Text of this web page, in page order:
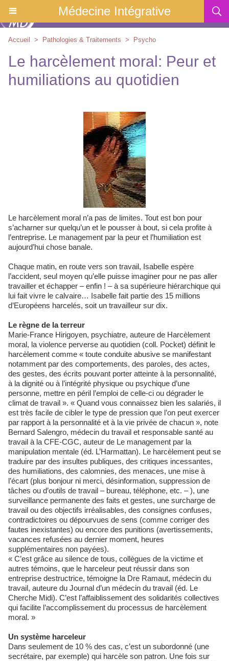
Médecine Intégrative
Accueil > Pathologies & Traitements > Psycho
Le harcèlement moral: Peur et
humiliations au quotidien
Le harcèlement moral n’a pas de limites. Tout est bon pour
s’acharner sur quelqu’un et le pousser à bout, si cela profite à
l’entreprise. Le management par la peur et l’humiliation est
aujourd’hui chose banale.
Chaque matin, en route vers son travail, Isabelle espère
l’accident, seul moyen qu’elle puisse imaginer pour ne pas aller
travailler et échapper – enfin ! – à sa supérieure hiérarchique qui
lui fait vivre le calvaire… Isabelle fait partie des 15 millions
d’Européens harcelés, soit un travailleur sur dix.
Le règne de la terreur
Marie-France Hirigoyen, psychiatre, auteure de Harcèlement
moral, la violence perverse au quotidien (coll. Pocket) définit le
harcèlement comme « toute conduite abusive se manifestant
notamment par des comportements, des paroles, des actes,
des gestes, des écrits pouvant porter atteinte à la personnalité,
à la dignité ou à l’intégrité physique ou psychique d’une
personne, mettre en péril l’emploi de celle-ci ou dégrader le
climat de travail ». « Quand vous connaissez bien les salariés, il
est très facile de cibler le type de pression que l’on peut exercer
par rapport à la personnalité et à la vie privée de chacun », note
Bernard Salengro, médecin du travail et responsable santé au
travail à la CFE-CGC, auteur de Le management par la
manipulation mentale (éd. L’Harmattan). Le harcèlement peut se
traduire par des insultes publiques, des critiques incessantes,
des humiliations, des calomnies, des menaces, une mise à
l’écart (plus bonjour ni merci, désinformation, suppression de
tâches ou d’outils de travail – bureau, téléphone, etc. – ), une
surveillance permanente des faits et gestes, une surcharge de
travail ou des objectifs irréalisables, des consignes confuses,
contradictoires ou dépourvues de sens (comme corriger des
fautes inexistantes) ou encore des punitions (avertissements,
vacances refusées au dernier moment, heures
supplémentaires non payées).
« C’est grâce au silence de tous, collègues de la victime et
autres témoins, que le harceleur peut réussir dans son
entreprise destructrice, témoigne la Dre Ramaut, médecin du
travail, auteure du Journal d’un médecin du travail (éd. Le
Cherche Midi). C’est l’affaiblissement des solidarités collectives
qui facilite l’accomplissement du processus de harcèlement
moral. »
Un système harceleur
Dans seulement de 10 % des cas, c’est un subordonné (une
secrétaire, par exemple) qui harcèle son patron. Une fois sur